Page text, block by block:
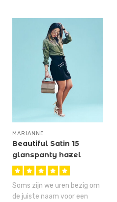
MARIANNE
Beautiful Satin 15
glanspanty hazel
Saskia
Soms zijn we uren bezig om
de juiste naam voor een